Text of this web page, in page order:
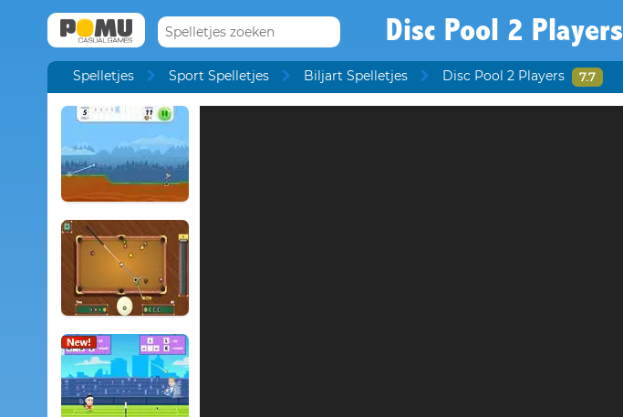
Disc Pool 2 Players
Spelletjes Sport Spelletjes Biljart Spelletjes Disc Pool 2 Players 7.7